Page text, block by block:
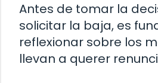
Antes de tomar la
solicitar la baja, es
reflexionar sobre los
llevan a querer